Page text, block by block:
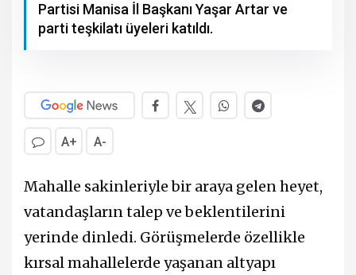
Partisi Manisa İl Başkanı Yaşar Artar ve
parti teşkilatı üyeleri katıldı.
A+ A-
Mahalle sakinleriyle bir araya gelen heyet,
vatandaşların talep ve beklentilerini
yerinde dinledi. Görüşmelerde özellikle
kırsal mahallelerde yaşanan altyapı